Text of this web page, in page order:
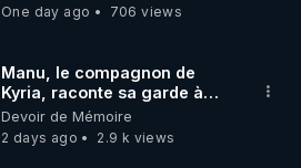
One day ago
706 views
Manu, le compagnon de
Kyria, raconte sa garde à
vue musclée. PARTAGEZ!
Devoir de Mémoire
2 days ago
2.9 k views